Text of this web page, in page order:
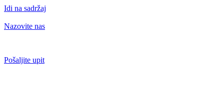
Idi na sadržaj
Nazovite nas
Pošaljite upit